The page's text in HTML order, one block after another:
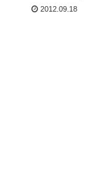
2012.09.18